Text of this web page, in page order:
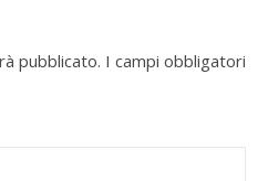
pubblicato. I campi obbligatori